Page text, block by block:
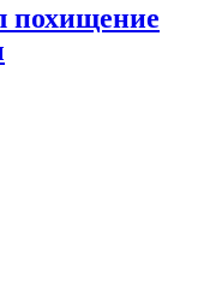
похищение